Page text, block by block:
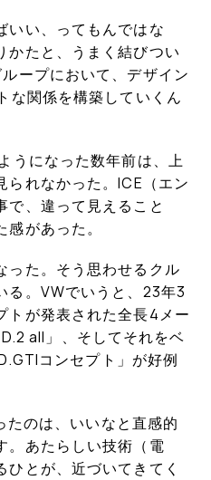
いい、ってもんではな
かたと、うまく結びつい
ープにおいて、デザイン
な関係を構築していくん
うになった数年前は、上
られなかった。ICE（エン
で、違って見えること
があった。
った。そう思わせるクル
る。VWでいうと、23年3
トが発表された全長4メー
all」、そしてそれをベ
コンセプト」が好例
たのは、いいなと直感的
。あたらしい技術（電
とが、近づいてきてく